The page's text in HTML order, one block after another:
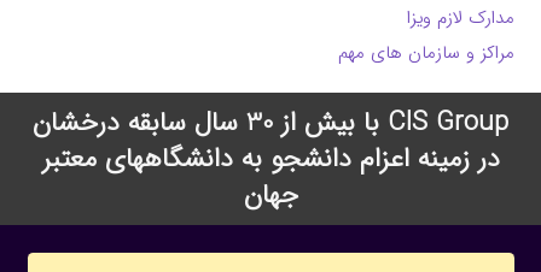
مدارک لازم ویزا
مراکز و سازمان های مهم
CIS Group با بیش از 30 سال سابقه درخشان
در زمینه اعزام دانشجو به دانشگاههای معتبر
جهان